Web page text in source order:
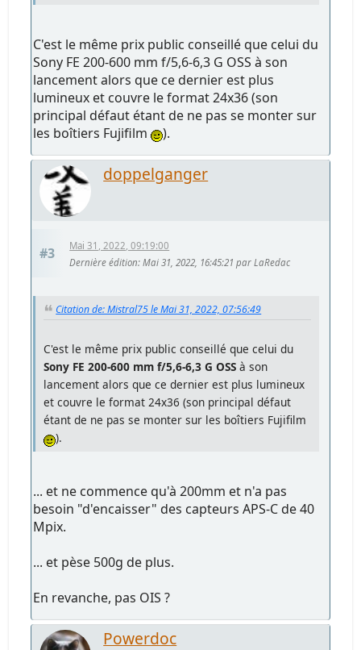
C'est le même prix public conseillé que celui du
Sony FE 200-600 mm f/5,6-6,3 G OSS à son
lancement alors que ce dernier est plus
lumineux et couvre le format 24x36 (son
principal défaut étant de ne pas se monter sur
les boîtiers Fujifilm
).
doppelganger
#3
Mai 31, 2022, 09:19:00
Dernière édition: Mai 31, 2022, 16:45:21 par LaRedac
Citation de: Mistral75 le Mai 31, 2022, 07:56:49
C'est le même prix public conseillé que celui du
Sony FE 200-600 mm f/5,6-6,3 G OSS à son
lancement alors que ce dernier est plus lumineux
et couvre le format 24x36 (son principal défaut
étant de ne pas se monter sur les boîtiers Fujifilm
).
... et ne commence qu'à 200mm et n'a pas
besoin "d'encaisser" des capteurs APS-C de 40
Mpix.
... et pèse 500g de plus.
En revanche, pas OIS ?
Powerdoc